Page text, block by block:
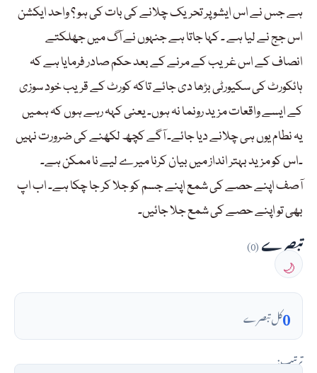
ہے جس نے اس ایشو پر تحریک چلانے کی بات کی ہو ؟ واحد ایکشن
اس جج نے لیا ہے ۔ کہا جاتا ہے جنہوں نے آگ میں جھلکتے
انصاف کے اس غریب کے مرنے کے بعد حکم صادر فرمایا ہے کہ
ہائکورٹ کی سکیورٹی بڑھا دی جائے تاکہ کورٹ کے قریب خود سوزی
کے ایسے واقعات مزید رونما نہ ہوں۔ یعنی کہہ رہے ہوں کہ ہمیں
یہ نطام یوں ہی چلانے دیا جائے۔ آگے کچھ لکھنے کی ضرورت نہیں
۔اس کو مزید بہتر انداز میں بیان کرنا میرے لیے نا ممکن ہے۔
آصف اپنے حصے کی شمع اپنے جسم کو جلا کر جا چکا ہے۔ اب اپ
بھی تو اپنے حصے کی شمع جلا جائیں۔
تبصرے(0)
🌙
0کل تبصرے
ترتیب: